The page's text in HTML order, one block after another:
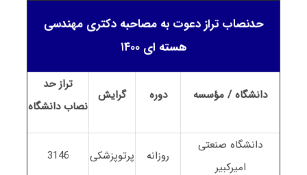
حدنصاب تراز دعوت به مصاحبه دکتری مهندسی
هسته ای ۱۴۰۰
دانشگاه / مؤسسه دوره گرایش
تراز حد
نصاب دانشگاه
دانشگاه صنعتی
امیرکبیر
روزانه پرتوپزشکی 3146